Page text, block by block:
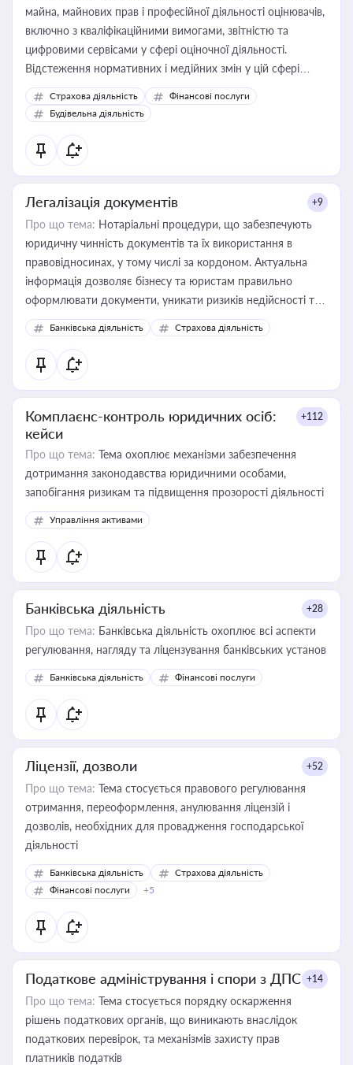
майна, майнових прав і професійної діяльності оцінювачів,
включно з кваліфікаційними вимогами, звітністю та
цифровими сервісами у сфері оціночної діяльності.
Відстеження нормативних і медійних змін у цій сфері
корисне для власника бізнесу, керівника, юриста або
бухгалтера під час оподаткування, приватизації, оренди
державного майна, корпоративних угод і перевірки
статусу суб'єктів оціночної діяльності
Страхова діяльність
Фінансові послуги
Будівельна діяльність
Легалізація документів +9
Про що тема: Нотаріальні процедури, що забезпечують
юридичну чинність документів та їх використання в
правовідносинах, у тому числі за кордоном. Актуальна
інформація дозволяє бізнесу та юристам правильно
оформлювати документи, уникати ризиків недійсності та
забезпечувати їх належне прийняття органами влади та
контрагентами
Банківська діяльність Страхова діяльність
Комплаєнс-контроль юридичних осіб:
кейси
+112
Про що тема: Тема охоплює механізми забезпечення
дотримання законодавства юридичними особами,
запобігання ризикам та підвищення прозорості діяльності
Управління активами
Банківська діяльність +28
Про що тема: Банківська діяльність охоплює всі аспекти
регулювання, нагляду та ліцензування банківських установ
Банківська діяльність Фінансові послуги
Ліцензії, дозволи +52
Про що тема: Тема стосується правового регулювання
отримання, переоформлення, анулювання ліцензій і
дозволів, необхідних для провадження господарської
діяльності
Банківська діяльність
Страхова діяльність
Фінансові послуги
+5
Податкове адміністрування і спори з ДПС +14
Про що тема: Тема стосується порядку оскарження
рішень податкових органів, що виникають внаслідок
податкових перевірок, та механізмів захисту прав
платників податків